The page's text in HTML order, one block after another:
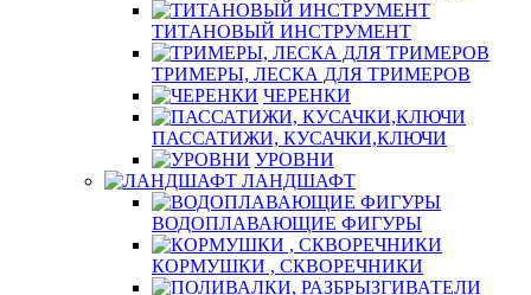
ТИТАНОВЫЙ ИНСТРУМЕНТ
ТРИМЕРЫ, ЛЕСКА ДЛЯ ТРИМЕРОВ
ЧЕРЕНКИ
ПАССАТИЖИ, КУСАЧКИ,КЛЮЧИ
УРОВНИ
ЛАНДШАФТ
ВОДОПЛАВАЮЩИЕ ФИГУРЫ
КОРМУШКИ , СКВОРЕЧНИКИ